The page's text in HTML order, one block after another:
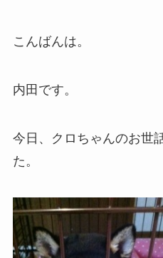
こんばんは。
内田です。
今日、クロちゃんのお世
た。